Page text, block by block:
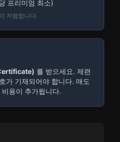
프리미엄 최소)
저렴합니다.
를 받으세요. 제련
가 기재되어야 합니다. 매도
용이 추가됩니다.